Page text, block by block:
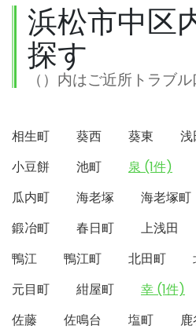
浜松市中区
探す
（）内はご近所トラブ
相生町 葵西 葵東 浅
小豆餅
池町 泉 (1件)
瓜内町
海老塚 海老塚町
鍛冶町
春日町 上浅田
鴨江
鴨江町 北田町
元目町
紺屋町 幸 (1件)
佐藤
佐鳴台 塩町